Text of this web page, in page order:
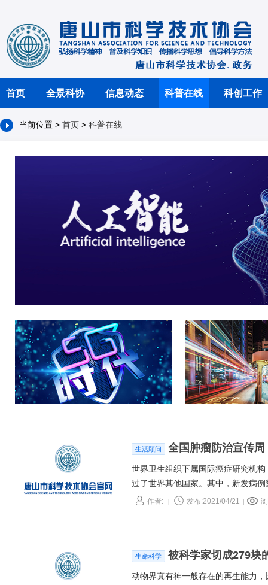
首页 全景科协 信息动态 科普在线 科创工作
当前位置 > 首页 > 科普在线
生活顾问 全国肿瘤防治宣传
世界卫生组织下属国际癌症研究机
过了世界其他国家。其中，新发病
癌、食管癌、甲状腺癌、胰腺癌、
作者: 发布:2021/04/21
生命科学 被科学家切成279块
动物界真有神一般存在的再生能力